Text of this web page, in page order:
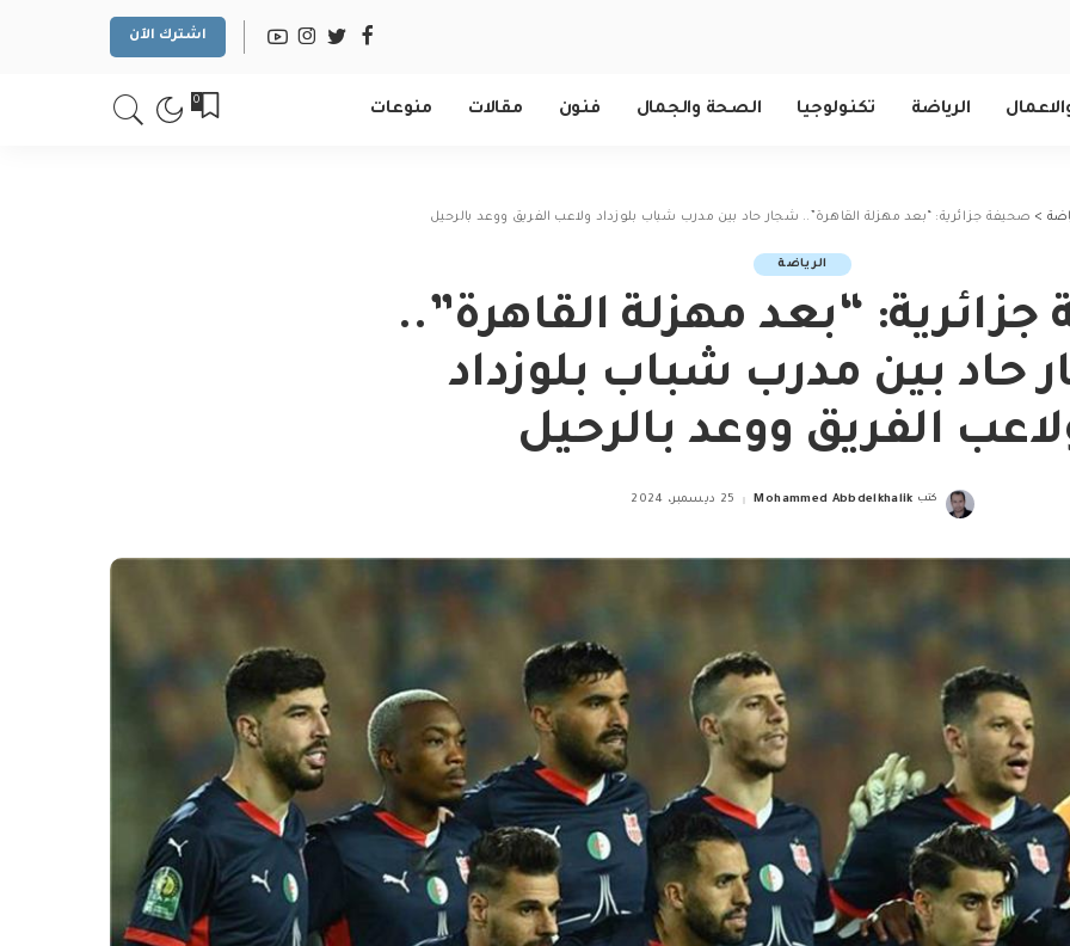
اشترك الآن
الرياضة تكنولوجيا الصحة والجمال فنون مقالات منوعات 0
> صحيفة جزائرية: “بعد مهزلة القاهرة”.. شجار حاد بين مدرب شباب بلوزداد ولاعب الفريق ووعد بالرحيل
الرياضة
“بعد مهزلة القاهرة”..
حاد بين مدرب شباب بلوزداد
الفريق ووعد بالرحيل
Posted
كتب Mohammed Abbdelkhalik 25 ديسمبر، 2024